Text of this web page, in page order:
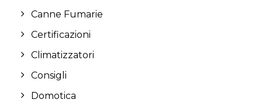
Canne Fumarie
Certificazioni
Climatizzatori
Consigli
Domotica